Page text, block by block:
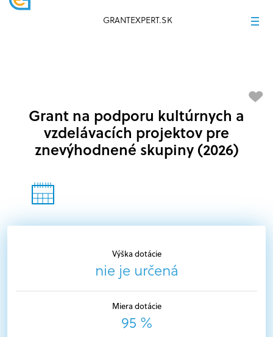
GRANTEXPERT.SK
Výška dotácie
nie je určená
Miera dotácie
95 %
Grant na podporu kultúrnych a
vzdelávacích projektov pre
znevýhodnené skupiny (2026)